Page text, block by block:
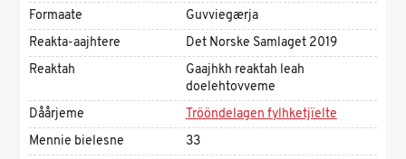
Formaate
Guvviegærja
Reakta-aajhtere
Det Norske Samlaget 2019
Reaktah
Gaajhkh reaktah leah
doelehtovveme
Dåårjeme
Trööndelagen fylhketjïelte
Mennie bielesne
33